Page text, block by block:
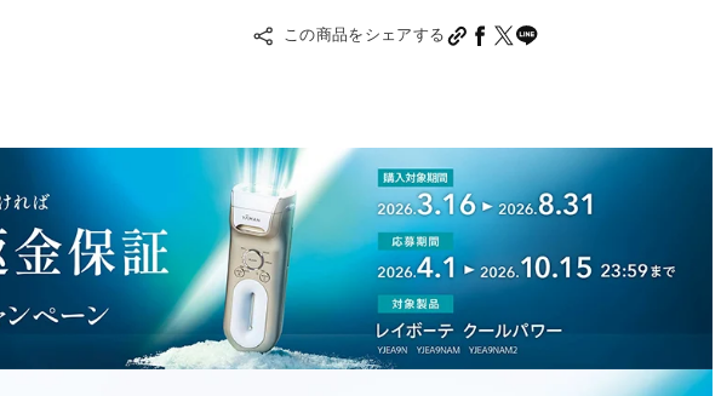
この商品をシェアする